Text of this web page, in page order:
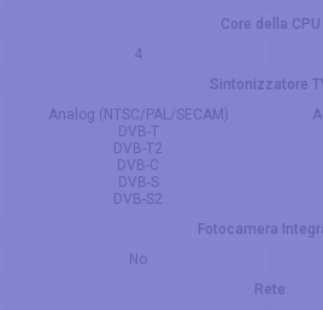
Core della CPU
4
Sintonizzatore
Analog (NTSC/PAL/SECAM)
DVB-T
DVB-T2
DVB-C
DVB-S
DVB-S2
Fotocamera
No
Rete